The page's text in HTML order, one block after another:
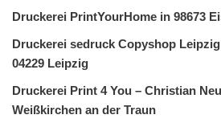
Druckerei PrintYourHome in 98673
Druckerei sedruck Copyshop
04229 Leipzig
Druckerei Print 4 You – Christian
Weißkirchen an der Traun